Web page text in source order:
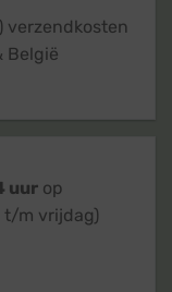
verzendkosten
België
uur op
t/m vrijdag)